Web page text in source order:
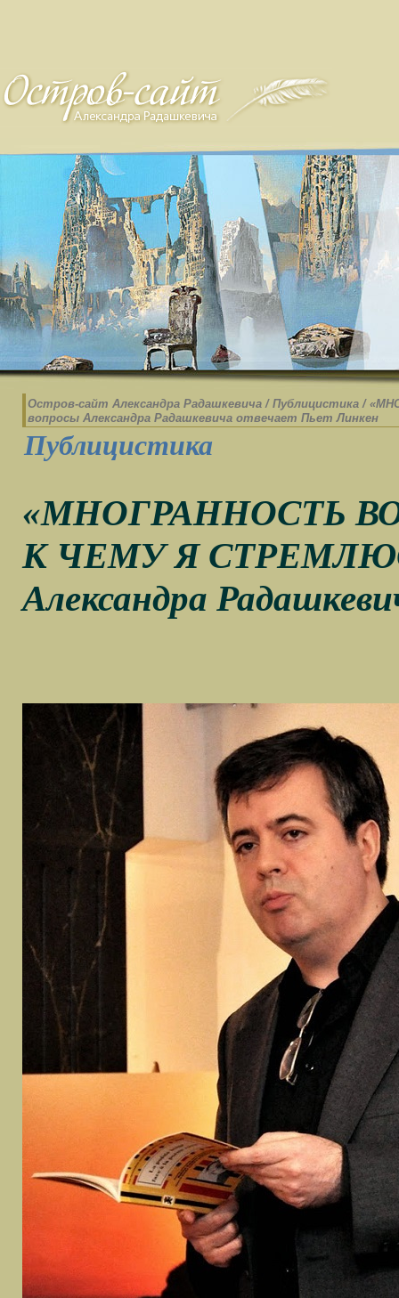
Остров-cайт Александра Радашкевича / Публицистика /
вопросы Александра Радашкевича отвечает Пьет Линкен
Публицистика
«МНОГРАННОСТЬ
К ЧЕМУ Я
Александра